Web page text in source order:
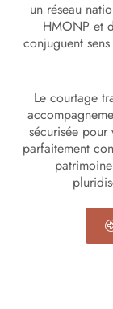
un réseau
HMONP et
conjuguent
Le courtage
sécurisée
parfaitement